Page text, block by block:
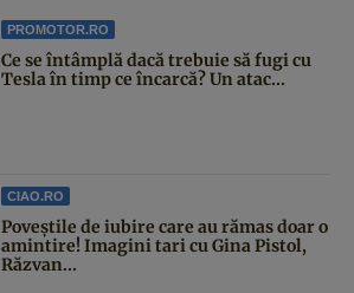
PROMOTOR.RO
Ce se întâmplă dacă trebuie să fugi cu
Tesla în timp ce încarcă? Un atac...
CIAO.RO
Poveştile de iubire care au rămas doar o
amintire! Imagini tari cu Gina Pistol,
Răzvan...